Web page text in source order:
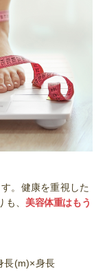
。健康を重視した
も、美容体重はもう
長(m)×身長